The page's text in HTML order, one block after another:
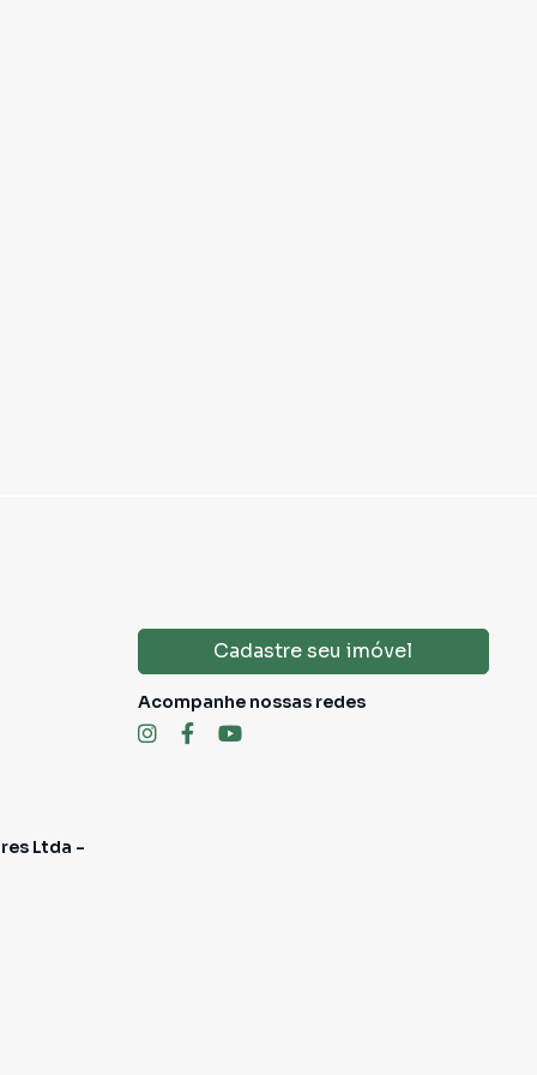
Ltda -
Cadastre seu imóvel
Acompanhe nossas redes